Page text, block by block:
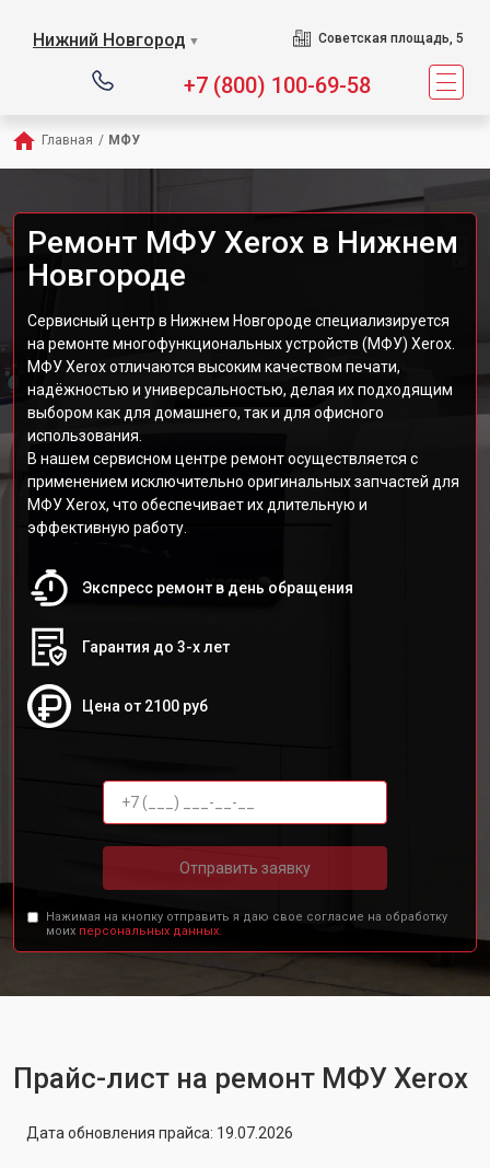
Нижний Новгород ▼ Советская площадь, 5
+7 (800) 100-69-58
Главная / МФУ
Ремонт МФУ Xerox в Нижнем
Новгороде
Сервисный центр в Нижнем Новгороде специализируется
на ремонте многофункциональных устройств (МФУ) Xerox.
МФУ Xerox отличаются высоким качеством печати,
надёжностью и универсальностью, делая их подходящим
выбором как для домашнего, так и для офисного
использования.
В нашем сервисном центре ремонт осуществляется с
применением исключительно оригинальных запчастей для
МФУ Xerox, что обеспечивает их длительную и
эффективную работу.
Экспресс ремонт в день обращения
Гарантия до 3-х лет
Цена от 2100 руб
Отправить заявку
Нажимая на кнопку отправить я даю свое согласие на обработку
моих персональных данных.
Прайс-лист на ремонт МФУ Xerox
Дата обновления прайса: 19.07.2026